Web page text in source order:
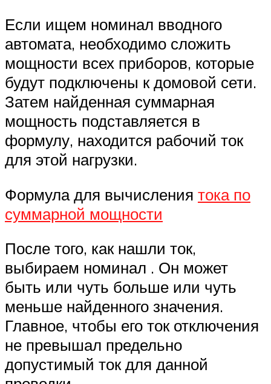
Если ищем номинал вводного
автомата, необходимо сложить
мощности всех приборов, которые
будут подключены к домовой сети.
Затем найденная суммарная
мощность подставляется в
формулу, находится рабочий ток
для этой нагрузки.
Формула для вычисления тока по
суммарной мощности
После того, как нашли ток,
выбираем номинал . Он может
быть или чуть больше или чуть
меньше найденного значения.
Главное, чтобы его ток отключения
не превышал предельно
допустимый ток для данной